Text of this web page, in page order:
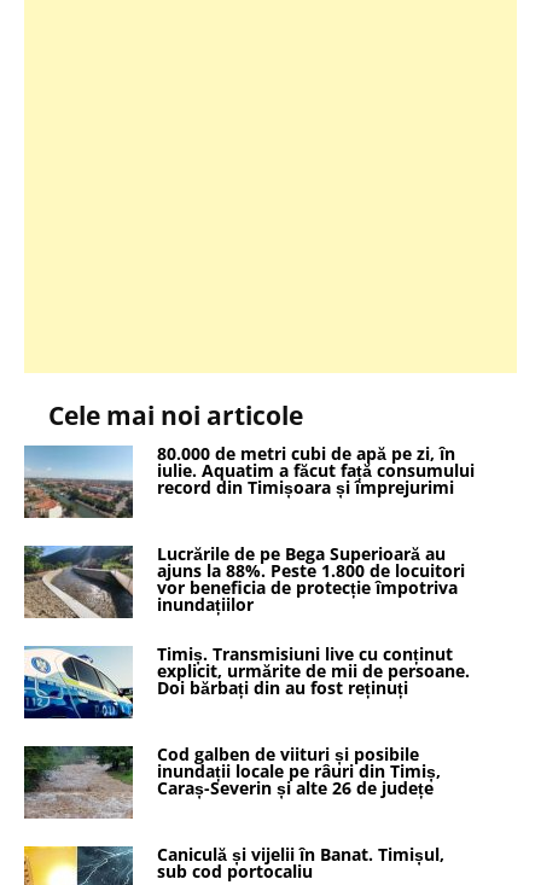
Cele mai noi articole
80.000 de metri cubi de apă pe zi, în
iulie. Aquatim a făcut față consumului
record din Timișoara și împrejurimi
Lucrările de pe Bega Superioară au
ajuns la 88%. Peste 1.800 de locuitori
vor beneficia de protecție împotriva
inundațiilor
Timiș. Transmisiuni live cu conținut
explicit, urmărite de mii de persoane.
Doi bărbați din au fost reținuți
Cod galben de viituri și posibile
inundații locale pe râuri din Timiș,
Caraș-Severin și alte 26 de județe
Caniculă și vijelii în Banat. Timișul,
sub cod portocaliu